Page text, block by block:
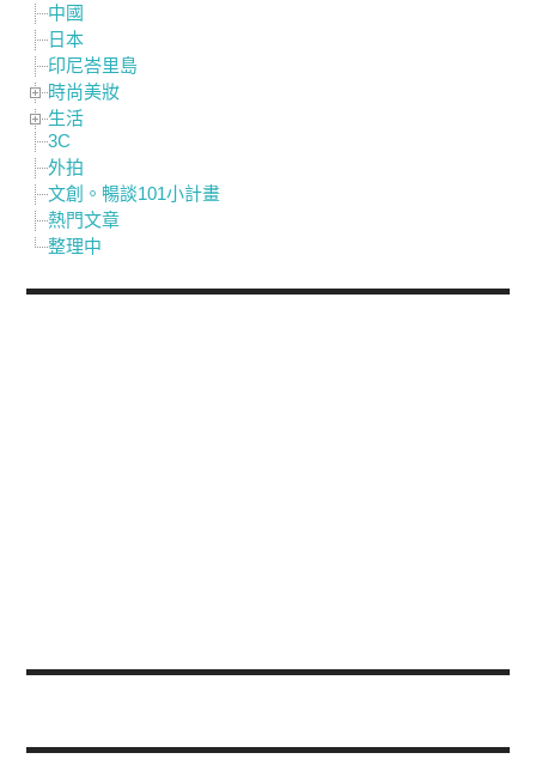
中國
日本
印尼峇里島
時尚美妝
生活
3C
外拍
文創。暢談101小計畫
熱門文章
整理中